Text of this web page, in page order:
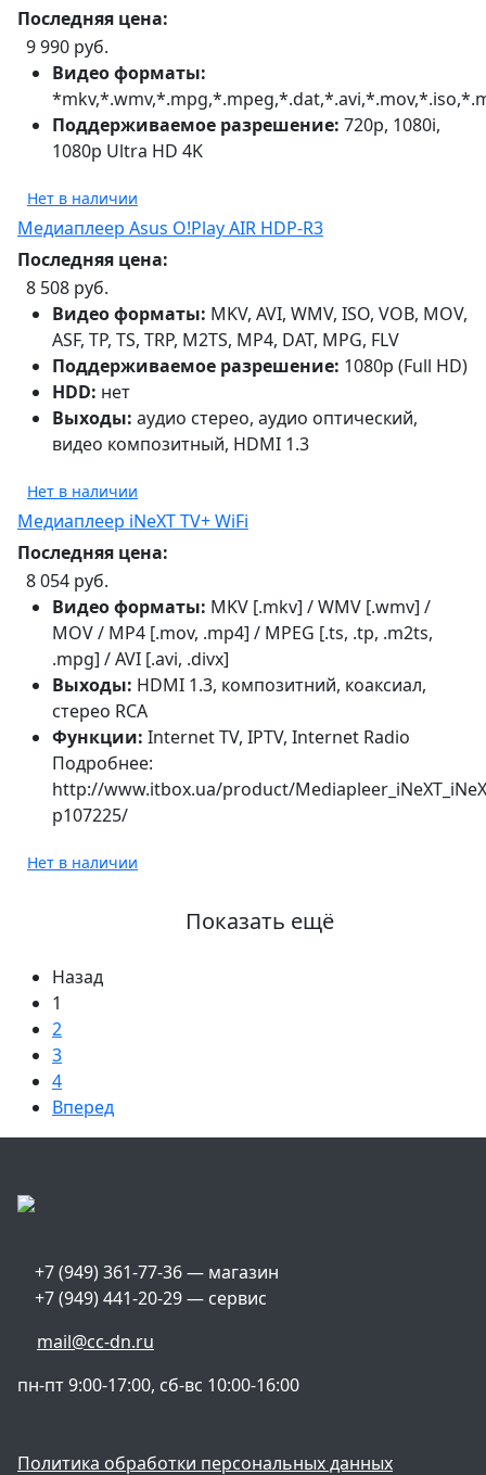
Последняя цена:
9 990 руб.
Видео форматы:
Поддерживаемое разрешение: 720p, 1080i,
1080p Ultra HD 4K
Нет в наличии
Медиаплеер Asus O!Play AIR HDP-R3
Последняя цена:
8 508 руб.
Видео форматы: MKV, AVI, WMV, ISO, VOB, MOV,
ASF, TP, TS, TRP, M2TS, MP4, DAT, MPG, FLV
Поддерживаемое разрешение: 1080p (Full HD)
HDD: нет
Выходы: аудио стерео, аудио оптический,
видео композитный, HDMI 1.3
Нет в наличии
Медиаплеер iNeXT TV+ WiFi
Последняя цена:
8 054 руб.
Видео форматы: MKV [.mkv] / WMV [.wmv] /
MOV / MP4 [.mov, .mp4] / MPEG [.ts, .tp, .m2ts,
.mpg] / AVI [.avi, .divx]
Выходы: HDMI 1.3, композитний, коаксиал,
стерео RCA
Функции: Internet TV, IPTV, Internet Radio
Подробнее:
http://www.itbox.ua/product/
p107225/
Нет в наличии
Показать ещё
Назад
1
2
3
4
Вперед
+7 (949) 361-77-36 — магазин
+7 (949) 441-20-29 — сервис
mail@cc-dn.ru
пн-пт 9:00-17:00, сб-вс 10:00-16:00
Политика обработки персональных данных